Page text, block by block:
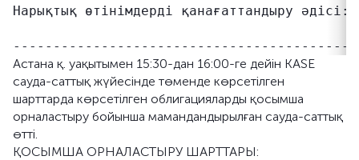
Нарықтық өтінімдерді қанағаттандыру
Астана қ. уақытымен 15:30-дан 16:00-ге дейін KASE
сауда-саттық жүйесінде төменде көрсетілген
шарттарда көрсетілген облигацияларды қосымша
орналастыру бойынша мамандандырылған сауда-саттық
өтті.
ҚОСЫМША ОРНАЛАСТЫРУ ШАРТТАРЫ: